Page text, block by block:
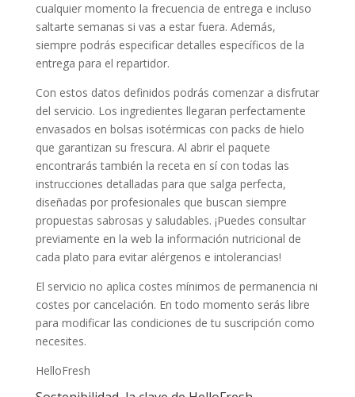
cualquier momento la frecuencia de entrega e incluso
saltarte semanas si vas a estar fuera. Además,
siempre podrás especificar detalles específicos de la
entrega para el repartidor.
Con estos datos definidos podrás comenzar a disfrutar
del servicio. Los ingredientes llegaran perfectamente
envasados en bolsas isotérmicas con packs de hielo
que garantizan su frescura. Al abrir el paquete
encontrarás también la receta en sí con todas las
instrucciones detalladas para que salga perfecta,
diseñadas por profesionales que buscan siempre
propuestas sabrosas y saludables. ¡Puedes consultar
previamente en la web la información nutricional de
cada plato para evitar alérgenos e intolerancias!
El servicio no aplica costes mínimos de permanencia ni
costes por cancelación. En todo momento serás libre
para modificar las condiciones de tu suscripción como
necesites.
HelloFresh